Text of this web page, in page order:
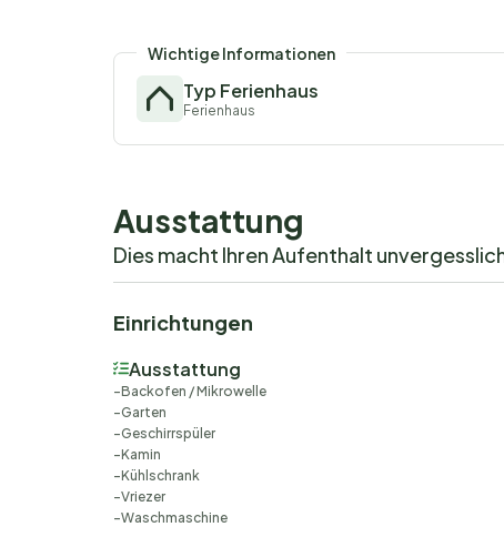
Wichtige Informationen
Typ Ferienhaus
Ferienhaus
Ausstattung
Dies macht Ihren Aufenthalt
Einrichtungen
Ausstattung
Backofen / Mikrowelle
Garten
Geschirrspüler
Kamin
Kühlschrank
Vriezer
Waschmaschine